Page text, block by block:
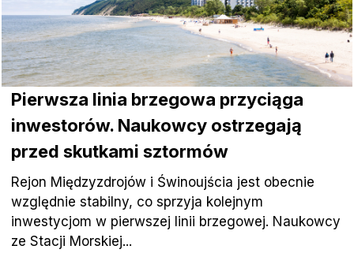
Pierwsza linia brzegowa przyciąga
inwestorów. Naukowcy ostrzegają
przed skutkami sztormów
Rejon Międzyzdrojów i Świnoujścia jest obecnie
względnie stabilny, co sprzyja kolejnym
inwestycjom w pierwszej linii brzegowej. Naukowcy
ze Stacji Morskiej...